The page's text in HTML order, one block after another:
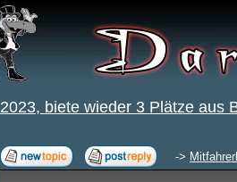
2023, biete wieder 3 Plätze aus
->